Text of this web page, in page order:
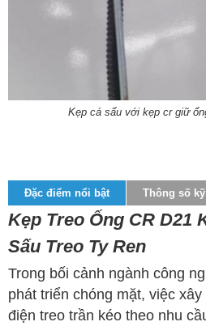
Kẹp cá sấu với kẹp cr giữ
Đặc điểm nổi bật Thông số
Kẹp Treo Ống CR D21
Sấu Treo Ty Ren
Trong bối cảnh ngành công
phát triển chóng mặt, việc
điện treo trần kéo theo nhu